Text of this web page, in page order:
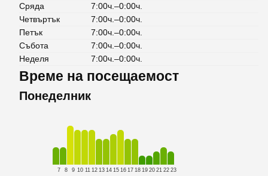
Сряда
7:00ч.–0:00ч.
Четвъртък
7:00ч.–0:00ч.
Петък
7:00ч.–0:00ч.
Събота
7:00ч.–0:00ч.
Неделя
7:00ч.–0:00ч.
Време на посещаемост
Понеделник
7 8 9 10 11 12 13 14 15 16 17 18 19 20 21 22 23